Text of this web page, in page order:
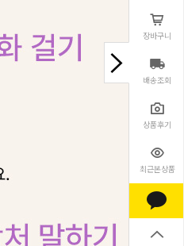
장바구니
배송조회
상품후기
최근본상품